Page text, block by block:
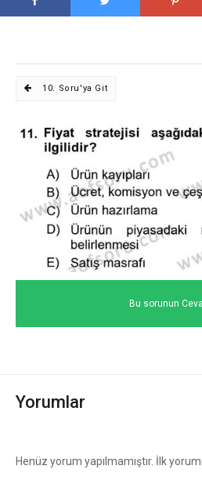
10. Soru'ya Git
Bu sorunun
Yorumlar
Henüz yorum yapılmamıştır. İlk